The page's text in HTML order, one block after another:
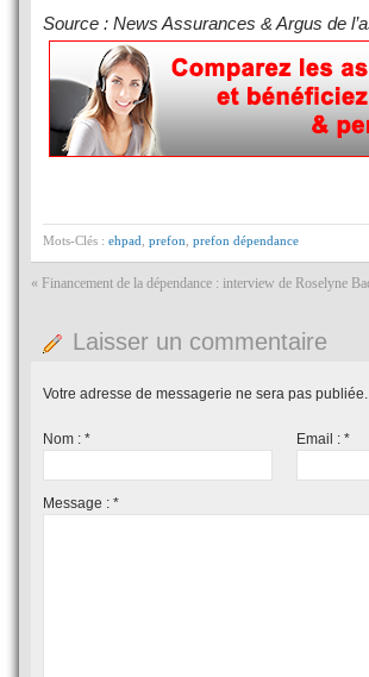
Source : News Assurances & Argus de
Mots-Clés : ehpad prefon prefon dépendance
« Financement de la dépendance : interview de Roselyne
Laisser un commentaire
Votre adresse de messagerie ne sera pas publiée.
Nom : * Email :*
Message : *